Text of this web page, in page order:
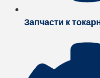
Запчасти к